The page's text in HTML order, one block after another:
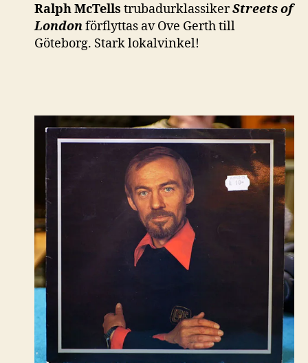
Ralph McTells trubadurklassikerStreets of
Londonförflyttas av Ove Gerth till
Göteborg. Stark lokalvinkel!